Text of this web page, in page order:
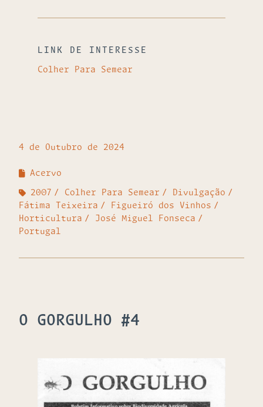
LINK DE INTERESSE
Colher Para Semear
4 de Outubro de 2024
Acervo
2007 Colher Para Semear
Divulgação
Fátima Teixeira
Figueiró dos Vinhos
Horticultura
José Miguel Fonseca
Portugal
O GORGULHO #4